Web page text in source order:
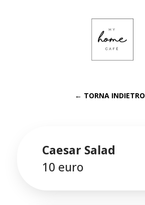
← TORNA INDIETRO
Caesar Salad
10 euro